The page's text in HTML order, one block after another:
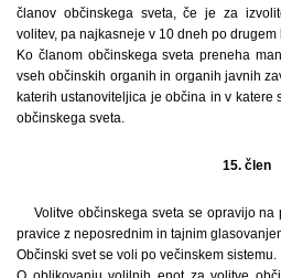
članov občinskega sveta, če je za
volitev, pa najkasneje v 10 dneh po drugem
Ko članom občinskega sveta preneha
vseh občinskih organih in organih javnih
katerih ustanoviteljica je občina in v katere
občinskega sveta.
15. člen
Volitve občinskega sveta se opravijo
pravice z neposrednim in tajnim
Občinski svet se voli po večinskem sistemu.